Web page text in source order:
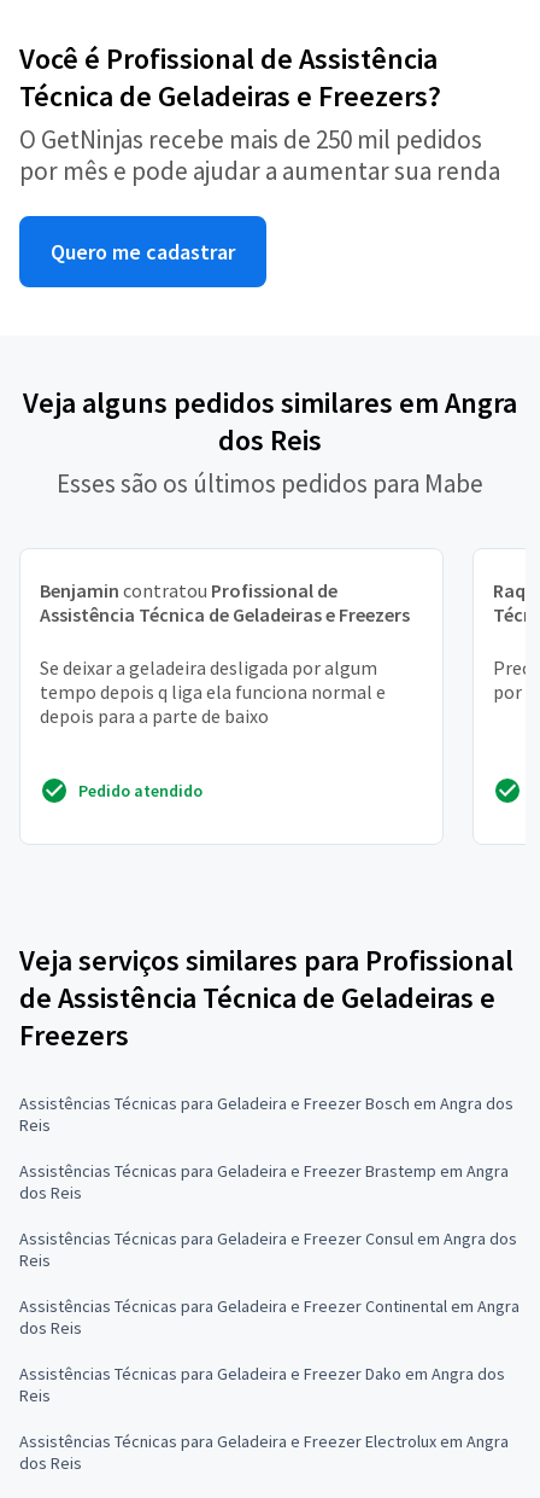
Você é Profissional de Assistência
Técnica de Geladeiras e Freezers?
O GetNinjas recebe mais de 250 mil pedidos
por mês e pode ajudar a aumentar sua renda
Quero me cadastrar
Veja alguns pedidos similares em Angra
dos Reis
Esses são os últimos pedidos para Mabe
Benjamin contratou Profissional de
Assistência Técnica de Geladeiras e Freezers
Se deixar a geladeira desligada por algum
tempo depois q liga ela funciona normal e
depois para a parte de baixo
Pedido atendido
por
Veja serviços similares para Profissional
de Assistência Técnica de Geladeiras e
Freezers
Assistências Técnicas para Geladeira e Freezer Bosch em Angra dos
Reis
Assistências Técnicas para Geladeira e Freezer Brastemp em Angra
dos Reis
Assistências Técnicas para Geladeira e Freezer Consul em Angra dos
Reis
Assistências Técnicas para Geladeira e Freezer Continental em Angra
dos Reis
Assistências Técnicas para Geladeira e Freezer Dako em Angra dos
Reis
Assistências Técnicas para Geladeira e Freezer Electrolux em Angra
dos Reis